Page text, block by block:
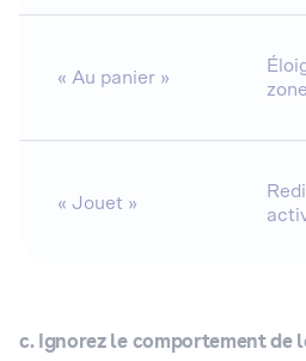
« Au panier »
« Jouet »
c. Ignorez le comportement de